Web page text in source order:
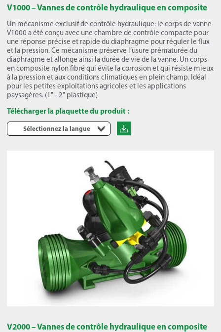
V1000 – Vannes de contrôle hydraulique en composite
Un mécanisme exclusif de contrôle hydraulique: le corps de vanne
V1000 a été conçu avec une chambre de contrôle compacte pour
une réponse précise et rapide du diaphragme pour réguler le flux
et la pression. Ce mécanisme préserve l’usure prématurée du
diaphragme et allonge ainsi la durée de vie de la vanne. Un corps
en composite nylon fibré qui évite la corrosion et qui résiste mieux
à la pression et aux conditions climatiques en plein champ. Idéal
pour les petites exploitations agricoles et les applications
paysagères. (1" - 2" plastique)
Télécharger la plaquette du produit :
Sélectionnez la langue
V2000 – Vannes de contrôle hydraulique en composite